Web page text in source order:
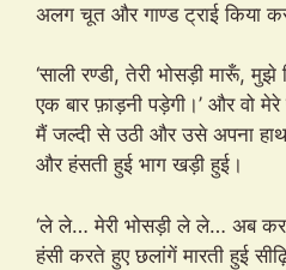
अलग चूत और गाण्ड ट्राई किया
‘साली रण्डी, तेरी भोसड़ी मारूँ,
एक बार फ़ाड़नी पड़ेगी।’ और वो
मैं जल्दी से उठी और उसे अपना
और हंसती हुई भाग खड़ी हुई।
‘ले ले… मेरी भोसड़ी ले ले… अब
हंसी करते हुए छलांगें मारती हुई